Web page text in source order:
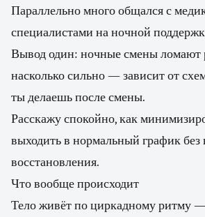
Параллельно много общался с
специалистами на ночной
Вывод один: ночные смены ломают
насколько сильно — зависит от
ты делаешь после смены.
Расскажу спокойно, как
выходить в нормальный график без
восстановления.
Что вообще происходит
Тело живёт по циркадному ритму